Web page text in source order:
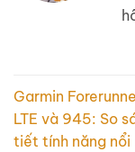
Garmin
LTE và 945: So
tiết tính năng nổi